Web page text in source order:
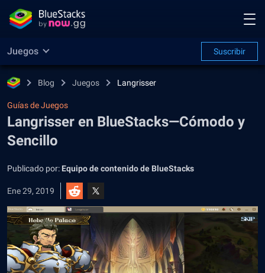
Juegos Suscribir
Blog Juegos Langrisser
Guías de Juegos
Langrisser en BlueStacks—Cómodo y
Sencillo
Publicado por: Equipo de contenido de BlueStacks
Ene 29, 2019